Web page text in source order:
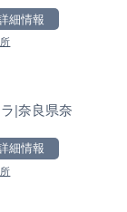
細情報
|奈良県奈
細情報